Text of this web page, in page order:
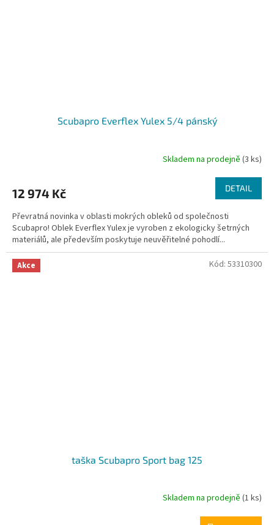
Scubapro Everflex Yulex 5/4 pánský
Skladem na prodejně (3 ks)
12 974 Kč DETAIL
Převratná novinka v oblasti mokrých obleků od společnosti
Scubapro! Oblek Everflex Yulex je vyroben z ekologicky šetrných
materiálů, ale především poskytuje neuvěřitelné pohodlí...
Akce
taška Scubapro Sport bag 125
Skladem na prodejně(1 ks)
Kód: 53310300